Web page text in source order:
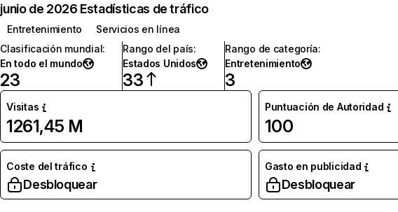
junio de 2026 Estadísticas de tráfico
Entretenimiento
Servicios en línea
Clasificación mundial:
En todo el mundo
23
Rango del país:
Estados Unidos
33
Rango de categoría:
Entretenimiento
3
Visitas
1261,45 M
Puntuación de Autoridad
100
Coste del tráfico
Desbloquear
Gasto en publicidad
Desbloquear